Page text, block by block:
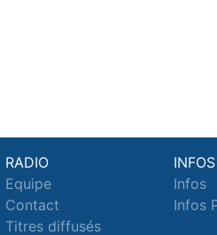
RADIO
Equipe
Contact
Titres diffusés
INFOS
Infos
Infos